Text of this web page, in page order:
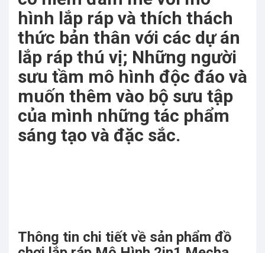
hình lắp ráp và thích thách
thức bản thân với các dự án
lắp ráp thú vị; Những người
sưu tầm mô hình độc đáo và
muốn thêm vào bộ sưu tập
của mình những tác phẩm
sáng tạo và đặc sắc.
Thông tin chi tiết về sản phẩm đồ